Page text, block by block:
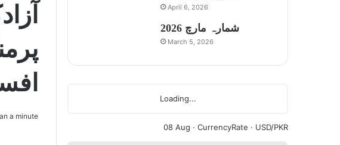
a minute
April 6, 2026
شمارہ مارچ 2026
March 5, 2026
Loading...
08 Aug · CurrencyRate · USD/PKR